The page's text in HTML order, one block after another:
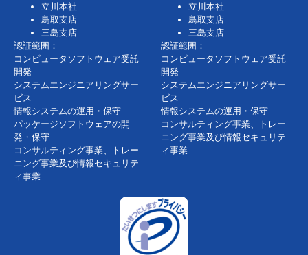
立川本社
鳥取支店
三島支店
認証範囲：
コンピュータソフトウェア受託
開発
システムエンジニアリングサー
ビス
情報システムの運用・保守
パッケージソフトウェアの開
発・保守
コンサルティング事業、トレー
ニング事業及び情報セキュリテ
ィ事業
立川本社
鳥取支店
三島支店
認証範囲：
コンピュータソフトウェア受託
開発
システムエンジニアリングサー
ビス
情報システムの運用・保守
コンサルティング事業、トレー
ニング事業及び情報セキュリテ
ィ事業